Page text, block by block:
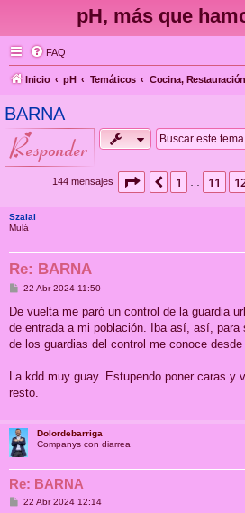
pH, más que
FAQ
Inicio pH Temáticos Cocina,
BARNA
responder
144 mensajes Página 14de15
Anterior
1 11
Szalai
Mulá
Re: BARNA
M
n
a
j
22 Abr 2024 11:50
De vuelta me paró un control de la guardia
de entrada a mi población. Iba así, así, para
de los guardias del control me conoce
La kdd muy guay. Estupendo poner caras y
resto.
Dolordebarriga
Companys con diarrea
Re: BARNA
M22 Abr 2024 12:14